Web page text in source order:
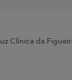
Clínica da